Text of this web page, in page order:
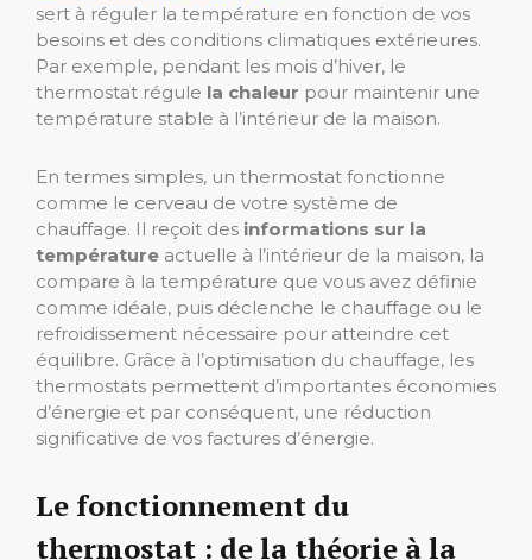
sert à réguler la température en fonction de vos
besoins et des conditions climatiques extérieures.
Par exemple, pendant les mois d’hiver, le
thermostat régule la chaleur pour maintenir une
température stable à l’intérieur de la maison.
En termes simples, un thermostat fonctionne
comme le cerveau de votre système de
chauffage. Il reçoit des informations sur la
température actuelle à l’intérieur de la maison, la
compare à la température que vous avez définie
comme idéale, puis déclenche le chauffage ou le
refroidissement nécessaire pour atteindre cet
équilibre. Grâce à l’optimisation du chauffage, les
thermostats permettent d’importantes économies
d’énergie et par conséquent, une réduction
significative de vos factures d’énergie.
Le fonctionnement du
thermostat : de la théorie à la